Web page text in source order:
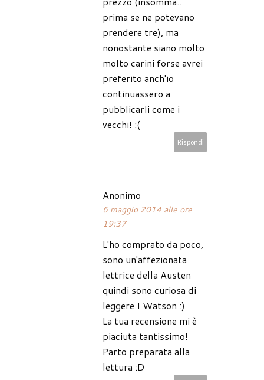
prima se ne potevano
prendere tre), ma
nonostante siano molto
molto carini forse avrei
preferito anch'io
continuassero a
pubblicarli come i
vecchi! :(
Rispondi
Anonimo
6 maggio 2014 alle ore
19:37
L'ho comprato da poco,
sono un'affezionata
lettrice della Austen
quindi sono curiosa di
leggere I Watson :)
La tua recensione mi è
piaciuta tantissimo!
Parto preparata alla
lettura :D